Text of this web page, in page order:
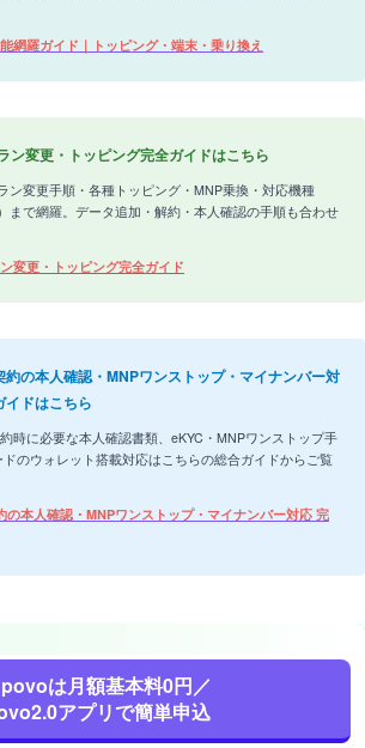
網羅ガイド｜トッピング・端末・乗り換え
変更・トッピング完全ガイドはこちら
ン変更手順・各種トッピング・MNP乗換・対応機種
）まで網羅。データ追加・解約・本人確認の手順も合わせ
変更・トッピング完全ガイド
の本人確認・MNPワンストップ・マイナンバー対
イドはこちら
時に必要な本人確認書類、eKYC・MNPワンストップ手
のウォレット搭載対応はこちらの総合ガイドからご覧
の本人確認・MNPワンストップ・マイナンバー対応 完
は月額基本料0円／
アプリで簡単申込